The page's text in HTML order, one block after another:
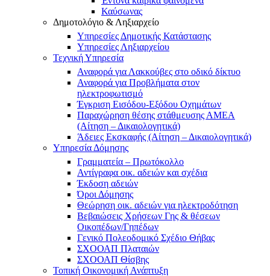
Καύσωνας
Δημοτολόγιο & Ληξιαρχείο
Υπηρεσίες Δημοτικής Κατάστασης
Υπηρεσίες Ληξιαρχείου
Τεχνική Υπηρεσία
Αναφορά για Λακκούβες στο οδικό δίκτυο
Αναφορά για Προβλήματα στον
ηλεκτροφωτισμό
Έγκριση Εισόδου-Εξόδου Οχημάτων
Παραχώρηση θέσης στάθμευσης ΑΜΕΑ
(Αίτηση – Δικαιολογητικά)
Άδειες Εκσκαφής (Αίτηση – Δικαιολογητικά)
Υπηρεσία Δόμησης
Γραμματεία – Πρωτόκολλο
Αντίγραφα οικ. αδειών και σχέδια
Έκδοση αδειών
Όροι Δόμησης
Θεώρηση οικ. αδειών για ηλεκτροδότηση
Βεβαιώσεις Χρήσεων Γης & θέσεων
Οικοπέδων/Γηπέδων
Γενικό Πολεοδομικό Σχέδιο Θήβας
ΣΧΟΟΑΠ Πλαταιών
ΣΧΟΟΑΠ Θίσβης
Τοπική Οικονομική Ανάπτυξη